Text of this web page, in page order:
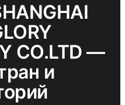
CO.LTD —
и